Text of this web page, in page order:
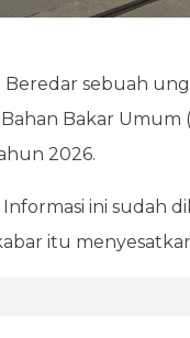
Beredar sebuah
Bakar Umum (
2026.
ini sudah
itu